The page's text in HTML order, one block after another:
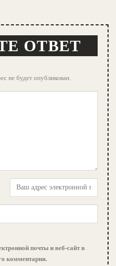
ОТВЕТ
не будет опубликован.
почты и веб-сайт в
комментария.